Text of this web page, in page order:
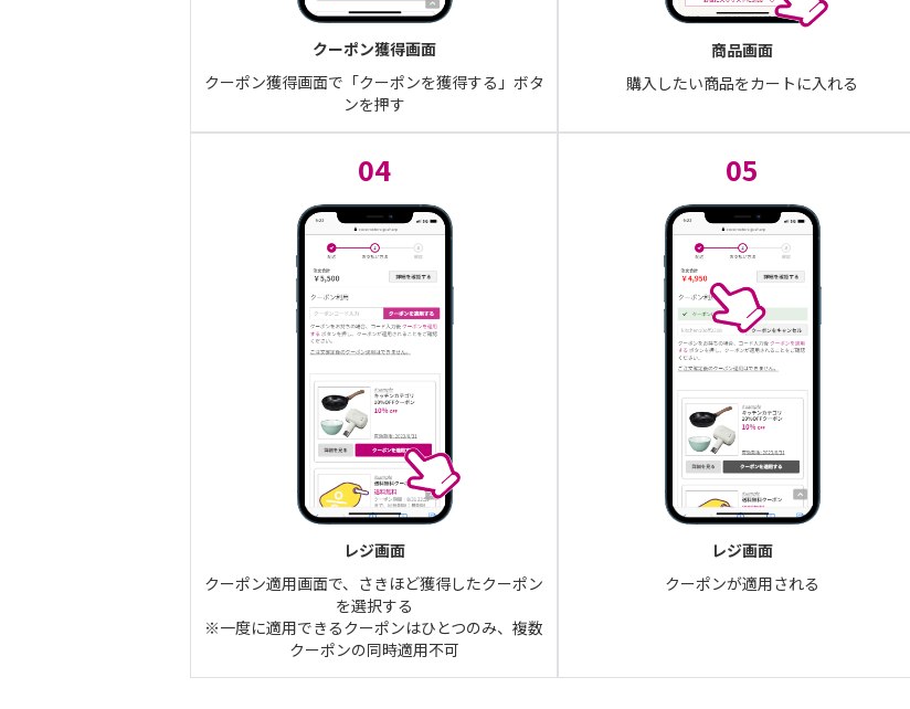
クーポン獲得画面
クーポン獲得画面で「クーポンを獲得する」ボタ
ンを押す
商品画面
購入したい商品をカートに入れる
04
レジ画面
クーポン適用画面で、さきほど獲得したクーポン
を選択する
※一度に適用できるクーポンはひとつのみ、複数
クーポンの同時適用不可
05
レジ画面
クーポンが適用される